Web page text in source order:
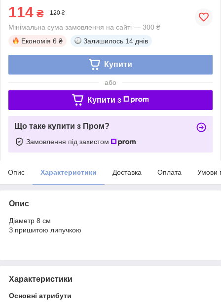
114 ₴ 120 ₴
Мінімальна сума замовлення на сайті — 300 ₴
Економія 6 ₴ Залишилось 14 днів
Купити
або
Купити з
Що таке купити з Пром?
Замовлення під захистом
Опис Характеристики Доставка Оплата Умови
Опис
Діаметр 8 см
З пришитою липучкою
Характеристики
Основні атрибути